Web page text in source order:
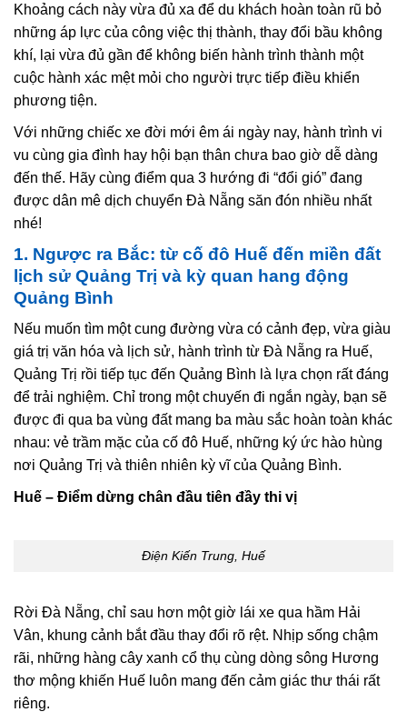
Khoảng cách này vừa đủ xa để du khách hoàn toàn rũ bỏ
những áp lực của công việc thị thành, thay đổi bầu không
khí, lại vừa đủ gần để không biến hành trình thành một
cuộc hành xác mệt mỏi cho người trực tiếp điều khiển
phương tiện.
Với những chiếc xe đời mới êm ái ngày nay, hành trình vi
vu cùng gia đình hay hội bạn thân chưa bao giờ dễ dàng
đến thế. Hãy cùng điểm qua 3 hướng đi “đổi gió” đang
được dân mê dịch chuyển Đà Nẵng săn đón nhiều nhất
nhé!
1. Ngược ra Bắc: từ cố đô Huế đến miền đất
lịch sử Quảng Trị và kỳ quan hang động
Quảng Bình
Nếu muốn tìm một cung đường vừa có cảnh đẹp, vừa giàu
giá trị văn hóa và lịch sử, hành trình từ Đà Nẵng ra Huế,
Quảng Trị rồi tiếp tục đến Quảng Bình là lựa chọn rất đáng
để trải nghiệm. Chỉ trong một chuyến đi ngắn ngày, bạn sẽ
được đi qua ba vùng đất mang ba màu sắc hoàn toàn khác
nhau: vẻ trầm mặc của cố đô Huế, những ký ức hào hùng
nơi Quảng Trị và thiên nhiên kỳ vĩ của Quảng Bình.
Huế – Điểm dừng chân đầu tiên đầy thi vị
Điện Kiến Trung, Huế
Rời Đà Nẵng, chỉ sau hơn một giờ lái xe qua hầm Hải
Vân, khung cảnh bắt đầu thay đổi rõ rệt. Nhịp sống chậm
rãi, những hàng cây xanh cổ thụ cùng dòng sông Hương
thơ mộng khiến Huế luôn mang đến cảm giác thư thái rất
riêng.